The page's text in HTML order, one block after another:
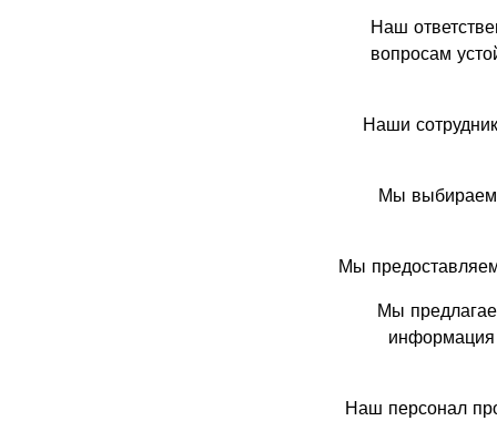
Наш
вопросам
Наши
Мы выбираем
Мы
Мы
информация
Наш персонал